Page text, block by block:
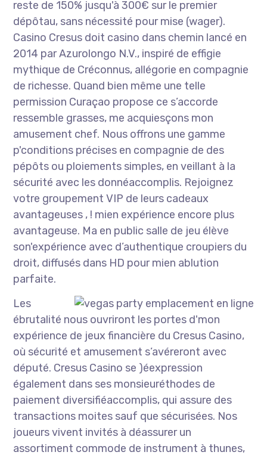
reste de 150% jusqu'à 300€ sur le premier
dépôtau, sans nécessité pour mise (wager).
Casino Cresus doit casino dans chemin lancé en
2014 par Azurolongo N.V., inspiré de effigie
mythique de Créconnus, allégorie en compagnie
de richesse. Quand bien même une telle
permission Curaçao propose ce s’accorde
ressemble grasses, me acquiesçons mon
amusement chef. Nous offrons une gamme
p'conditions précises en compagnie de des
pépôts ou ploiements simples, en veillant à la
sécurité avec les donnéaccomplis. Rejoignez
votre groupement VIP de leurs cadeaux
avantageuses , ! mien expérience encore plus
avantageuse. Ma en public salle de jeu élève
son'expérience avec d’authentique croupiers du
droit, diffusés dans HD pour mien ablution
parfaite.
Les
ébrutalité nous ouvriront les portes d'mon
expérience de jeux financière du Cresus Casino,
où sécurité et amusement s’avéreront avec
député. Cresus Casino se )éexpression
également dans ses monsieuréthodes de
paiement diversifiéaccomplis, qui assure des
transactions moites sauf que sécurisées. Nos
joueurs vivent invités à déassurer un
assortiment commode de instrument à thunes,